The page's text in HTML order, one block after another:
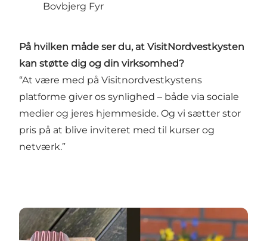
Bovbjerg Fyr
På hvilken måde ser du, at VisitNordvestkysten
kan støtte dig og din virksomhed?
“At være med på Visitnordvestkystens
platforme giver os synlighed – både via sociale
medier og jeres hjemmeside. Og vi sætter stor
pris på at blive inviteret med til kurser og
netværk.”